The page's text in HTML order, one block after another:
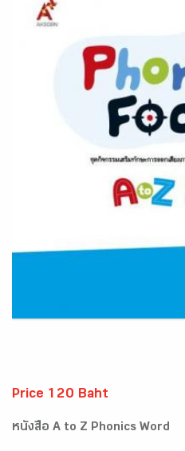
Price 120 Baht
หนังสือ A to Z Phonics Word